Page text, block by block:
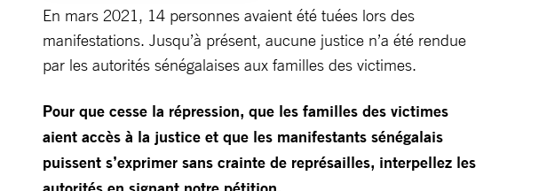
En mars 2021, 14 personnes avaient été tuées lors des
manifestations. Jusqu’à présent, aucune justice n’a été rendue
par les autorités sénégalaises aux familles des victimes.
Pour que cesse la répression, que les familles des victimes
aient accès à la justice et que les manifestants sénégalais
puissent s’exprimer sans crainte de représailles, interpellez les